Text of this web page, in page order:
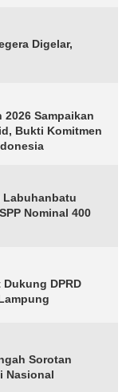
Digelar,
Sampaikan
Bukti Komitmen
Labuhanbatu
Nominal 400
Dukung DPRD
Sorotan
Nasional